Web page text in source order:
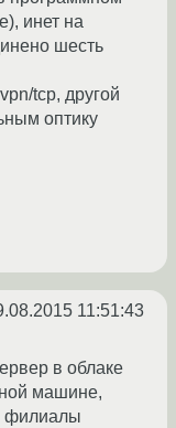
инет на
шесть
tcp, другой
оптику
11:51:43
в облаке
машине,
филиалы